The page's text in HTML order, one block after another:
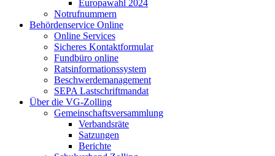
Europawahl 2024
Notrufnummern
Behördenservice Online
Online Services
Sicheres Kontaktformular
Fundbüro online
Ratsinformationssystem
Beschwerdemanagement
SEPA Lastschriftmandat
Über die VG-Zolling
Gemeinschaftsversammlung
Verbandsräte
Satzungen
Berichte